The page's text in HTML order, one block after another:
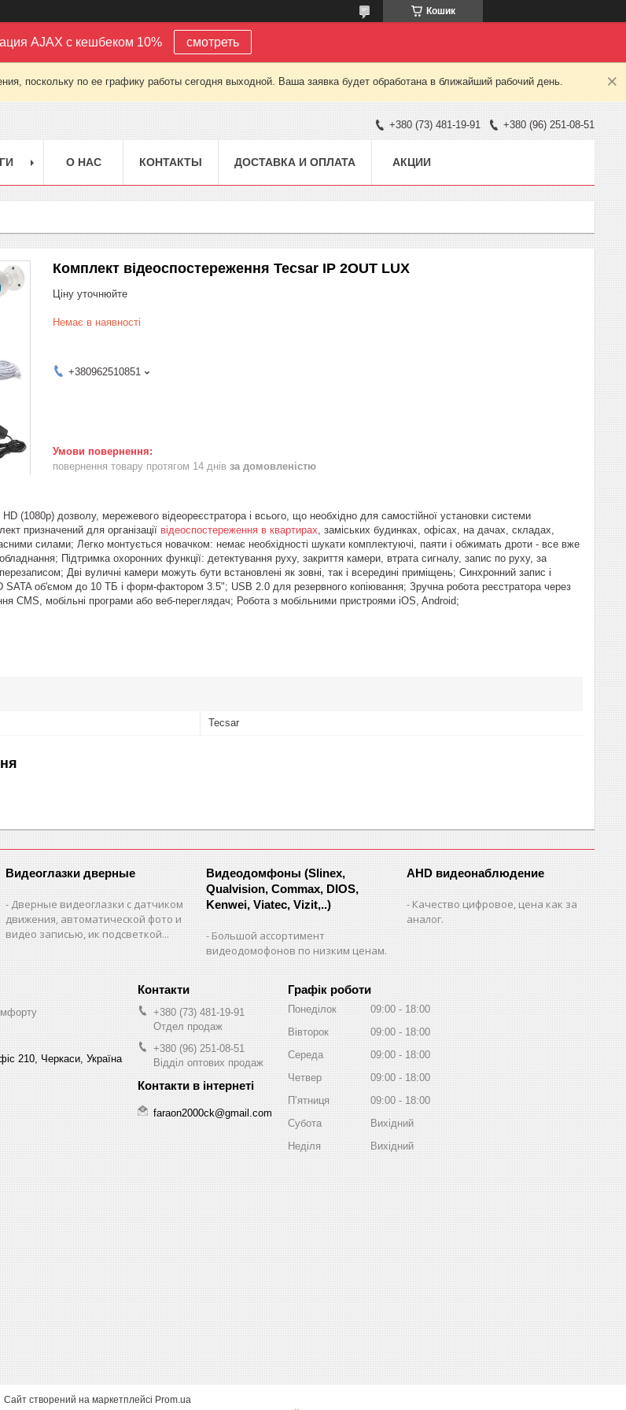
Кошик
AJAX с кешбеком 10% смотреть
поскольку по ее графику работы сегодня выходной. Ваша заявка будет обработана в ближайший рабочий день.
+380 (73) 481-19-91 +380 (96) 251-08-51
О НАС КОНТАКТЫ ДОСТАВКА И ОПЛАТА АКЦИИ
Комплект відеоспостереження Tecsar IP 2OUT LUX
Ціну уточнюйте
Немає в наявності
+380962510851
повернення товару протягом 14 днів за домовленістю
(1080p) дозволу, мережевого відеореєстратора і всього, що необхідно для самостійної установки системи
призначений для організації відеоспостереження в квартирах , заміських будинках, офісах, на дачах, складах,
силами; Легко монтується новачком: немає необхідності шукати комплектуючі, паяти і обжимать дроти - все вже
Підтримка охоронних функції: детектування руху, закриття камери, втрата сигналу, запис по руху, за
Дві вуличні камери можуть бути встановлені як зовні, так і всередині приміщень; Синхронний запис і
SATA об'ємом до 10 ТБ і форм-фактором 3.5"; USB 2.0 для резервного копіювання; Зручна робота реєстратора через
CMS, мобільні програми або веб-переглядач; Робота з мобільними пристроями iOS, Android;
Tecsar
Видеоглазки дверные
Дверные видеоглазки с датчиком
движения, автоматической фото и
видео записью, ик подсветкой...
Видеодомфоны (Slinex,
Qualvision, Commax, DIOS,
Kenwei, Viatec, Vizit,..)
Большой ассортимент
видеодомофонов по низким ценам.
AHD видеонаблюдение
Качество цифровое, цена как за
аналог.
210, Черкаси, Україна
+380 (73) 481-19-91
Отдел продаж
+380 (96) 251-08-51
Відділ оптових продаж
faraon2000ck@gmail.com
Графік роботи
Понеділок 09:00
18:00
Вівторок
09:00
18:00
Середа
09:00
18:00
Четвер
09:00
18:00
Пʼятниця
09:00
18:00
Субота
Вихідний
Неділя
Вихідний
Сайт створений на маркетплейсі Prom.ua